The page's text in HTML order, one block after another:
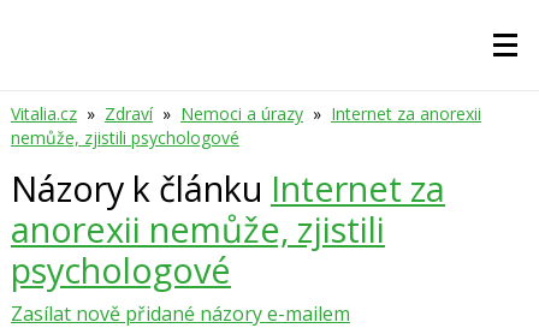
Vitalia.cz » Zdraví » Nemoci a úrazy » Internet za anorexii
nemůže, zjistili psychologové
Názory k článku Internet za
anorexii nemůže, zjistili
psychologové
Zasílat nově přidané názory e-mailem